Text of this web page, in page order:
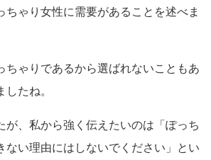
ちゃり女性に需要があることを述べま
ちゃりであるから選ばれないこともあ
たね。
が、私から強く伝えたいのは「ぽっち
ない理由にはしないでください」とい